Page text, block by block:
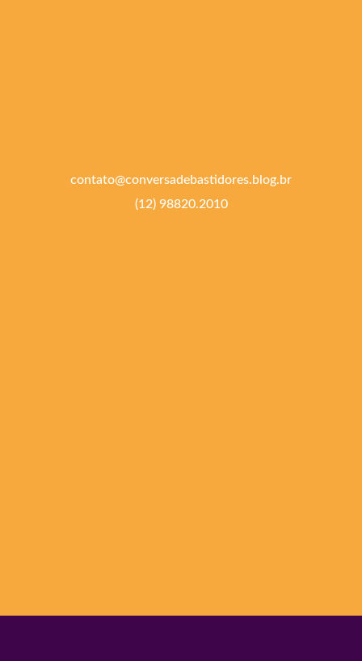
contato@conversadebastidores.blog.br
(12) 98820.2010